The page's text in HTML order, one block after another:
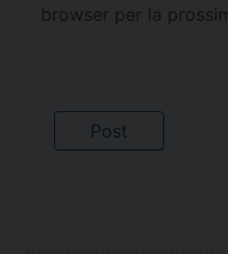
browser per la